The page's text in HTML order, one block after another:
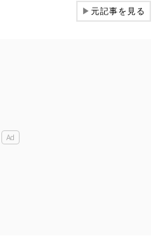
▶元記事を見る